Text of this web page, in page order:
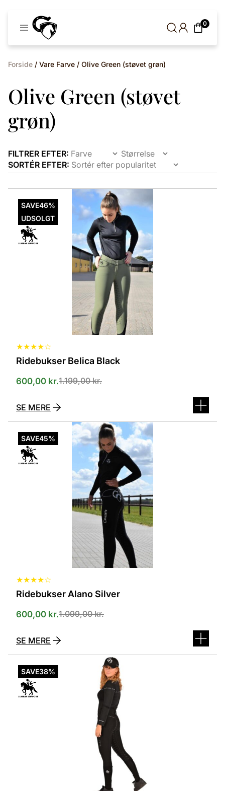
0
Forside / Vare Farve / Olive Green (støvet grøn)
Olive Green (støvet
grøn)
FILTRER EFTER:
SORTÉR EFTER:
SAVE46%
UDSOLGT
★★★★☆
Ridebukser Belica Black
1.199,00kr.
600,00 kr.
vare
flere
varianter.
Mulighederne
SE MERE
SAVE45%
★★★★☆
Ridebukser Alano Silver
1.099,00kr.
600,00 kr.
vare
har
flere
varianter.
SE MERE
SAVE38%
vare
har
flere
varianter.